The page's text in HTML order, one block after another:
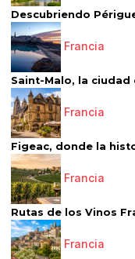
Descubriendo
Francia
Saint-Malo, la ciudad
Francia
Figeac, donde la
Francia
Rutas de los Vinos
Francia